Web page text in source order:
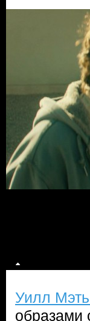
Уилл
образами